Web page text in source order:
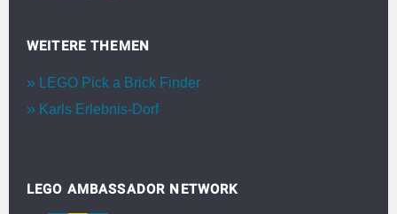
WEITERE THEMEN
LEGO Pick a Brick Finder
Karls Erlebnis-Dorf
LEGO AMBASSADOR NETWORK